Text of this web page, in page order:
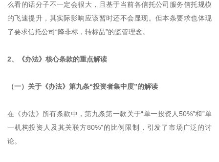
么看的话分子不一定会很大，且基于当前各信托公司服务信托规模
的飞速提升，其实际影响应该暂时还不会显现。但本条要求也体现
了要求信托公司“降非标，转标品”的监管理念。
2、 《办法》核心条款的重点解读
（一）关于《办法》第九条“投资者集中度”的解读
在《办法》所有条款中，第九条第一款关于“单一投资人50%”和”单
一机构投资人及其关联方80%”的比例限制，引发了市场广泛的讨
论。